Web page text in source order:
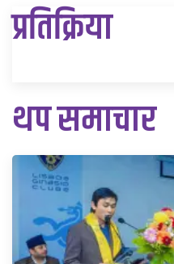
प्रतिक्रिया
थप समाचार